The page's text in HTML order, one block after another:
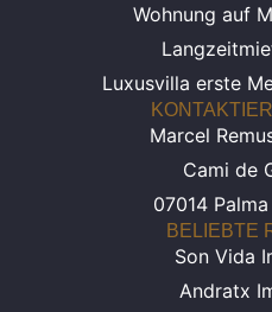
Wohnung auf
Luxusvilla erste
Marcel
Cami de
07014
BELIEBTE
Son Vida
Andratx